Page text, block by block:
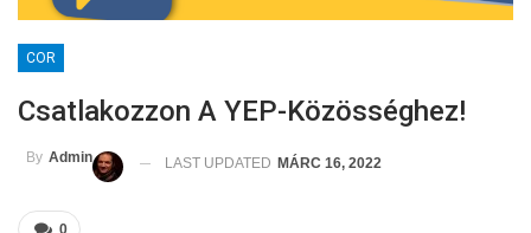
COR
Csatlakozzon A YEP-Közösséghez!
By Admin LAST UPDATED MÁRC 16, 2022
0